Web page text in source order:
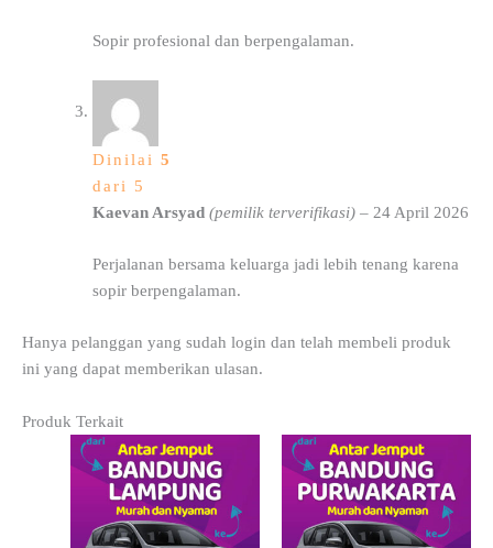
Sopir profesional dan berpengalaman.
Dinilai 5
dari 5
Kaevan Arsyad (pemilik terverifikasi) – 24 April 2026
Perjalanan bersama keluarga jadi lebih tenang karena
sopir berpengalaman.
Hanya pelanggan yang sudah login dan telah membeli produk
ini yang dapat memberikan ulasan.
Produk Terkait